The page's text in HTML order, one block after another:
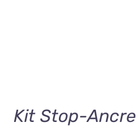
Kit Stop-